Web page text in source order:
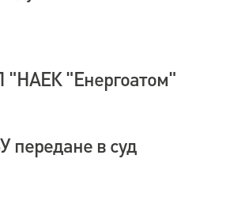
"НАЕК "Енергоатом"
передане в суд